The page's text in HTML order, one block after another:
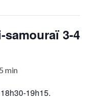
3-4
min
19h15.